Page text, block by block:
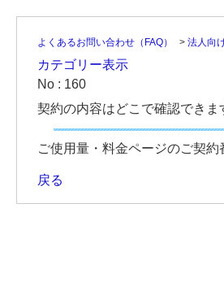
よくあるお問い合わせ（FAQ） > 法人向
カテゴリー表示
No : 160
契約の内容はどこで確認できま
ご使用量・料金ページのご契
戻る